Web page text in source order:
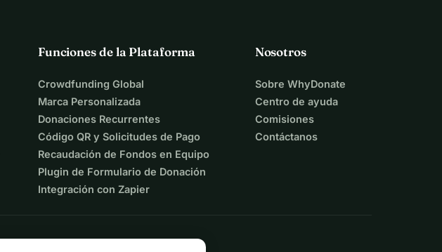
Funciones de la Plataforma
Crowdfunding Global
Marca Personalizada
Donaciones Recurrentes
Código QR y Solicitudes de Pago
Recaudación de Fondos en Equipo
Plugin de Formulario de Donación
Integración con Zapier
Nosotros
Sobre WhyDonate
Centro de ayuda
Comisiones
Contáctanos